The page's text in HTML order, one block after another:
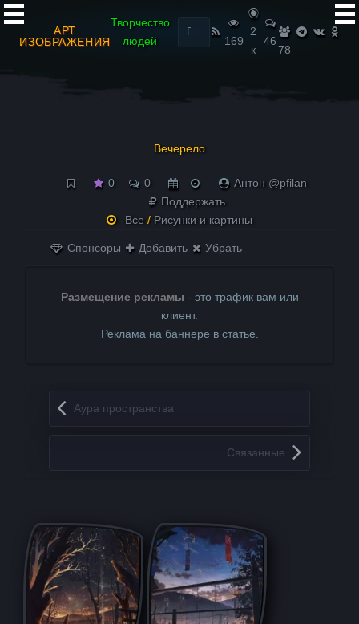
АРТ
ИЗОБРАЖЕНИЯ
Творчество
людей
Найти:
169
2
к
46
78
Вечерело
0 0
Антон @pfilan
Поддержать
-Все / Рисунки и картины
Спонсоры Добавить Убрать
Размещение рекламы - это трафик вам или
клиент.
Реклама на баннере в статье.
Запись навигация
Аура пространства
Связанные